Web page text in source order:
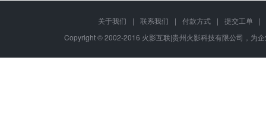
关于我们 | 联系我们 | 付款方式 | 提交工单
|
Copyright © 2002-2016 火影互联|贵州火影科技有限公司，为